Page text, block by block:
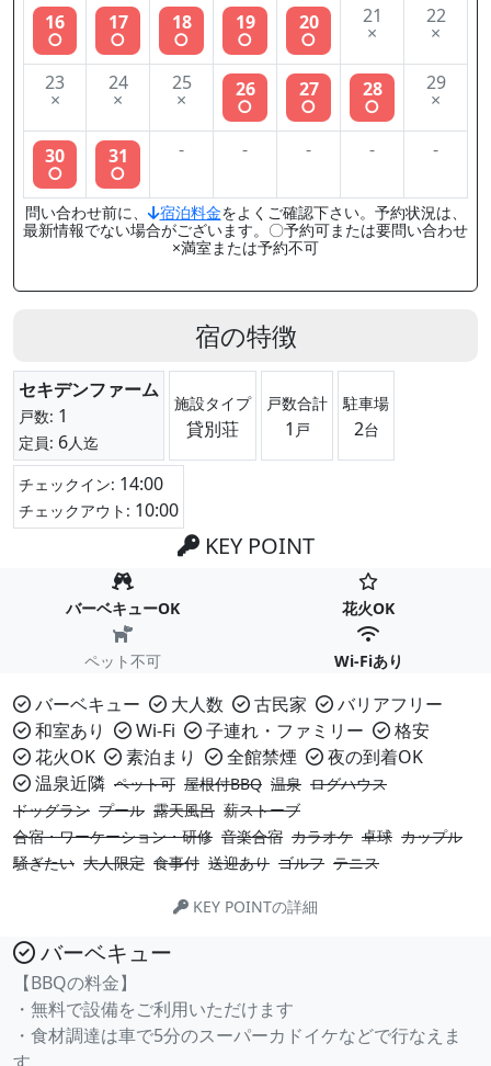
16
○
17
○
18
○
19
○
20
○
21
×
22
×
23
×
24
×
25
× 26
○
27
○
28
○
29
×
30
○
31
○
- - - - -
問い合わせ前に、 宿泊料金をよくご確認下さい。予約状況は、
最新情報でない場合がございます。〇予約可または要問い合わせ
×満室または予約不可
宿の特徴
セキデンファーム
戸数: 1
定員: 6人迄
施設タイプ
貸別荘
戸数合計
1 戸
駐車場
2台
チェックイン: 14:00
チェックアウト: 10:00
KEY POINT
バーベキューOK 花火OK
ペット不可 Wi-Fiあり
バーベキュー 大人数 古民家
バリアフリー
和室あり
Wi-Fi 子連れ・ファミリー
格安
花火OK
素泊まり 全館禁煙
夜の到着OK
温泉近隣 ペット可 屋根付BBQ 温泉 ログハウス
ドッグラン プール 露天風呂 薪ストーブ
合宿・ワーケーション・研修 音楽合宿 カラオケ 卓球 カップル
騒ぎたい 大人限定 食事付 送迎あり ゴルフ テニス
KEY POINTの詳細
バーベキュー
【BBQの料金】
・無料で設備をご利用いただけます
・食材調達は車で5分のスーパーカドイケなどで行なえま